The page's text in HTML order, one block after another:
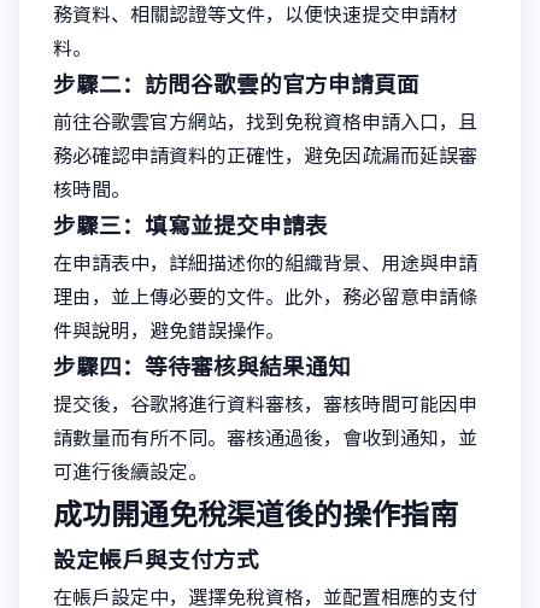
務資料、相關認證等文件，以便快速提交申請材
料。
步驟二：訪問谷歌雲的官方申請頁面
前往谷歌雲官方網站，找到免稅資格申請入口，且
務必確認申請資料的正確性，避免因疏漏而延誤審
核時間。
步驟三：填寫並提交申請表
在申請表中，詳細描述你的組織背景、用途與申請
理由，並上傳必要的文件。此外，務必留意申請條
件與說明，避免錯誤操作。
步驟四：等待審核與結果通知
提交後，谷歌將進行資料審核，審核時間可能因申
請數量而有所不同。審核通過後，會收到通知，並
可進行後續設定。
成功開通免稅渠道後的操作指南
設定帳戶與支付方式
在帳戶設定中，選擇免稅資格，並配置相應的支付